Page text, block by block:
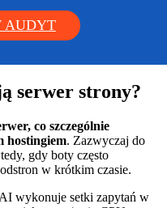
AUDYT
serwer strony?
co szczególnie
hostingiem. Zazwyczaj do
gdy boty często
w krótkim czasie.
wykonuje setki zapytań w